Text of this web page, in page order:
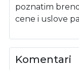
poznatim
cene i uslove
Komentari